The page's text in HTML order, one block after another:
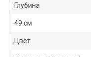
Глубина
49 см
Цвет